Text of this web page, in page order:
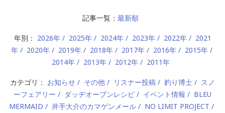
記事一覧： 最新順
年別： 2026年 2025年 2024年 2023年 2022年
2021
年
2020年 2019年 2018年 2017年 2016年
2015年
2014年
2013年 2012年 2011年
カテゴリ： お知らせ その他 リスナー投稿 釣り博士
スノ
ーフェアリー
ダッヂオーブンレシピ イベント情報
BLEU
MERMAID
井手大介のカマゲンメール
NO LIMIT PROJECT